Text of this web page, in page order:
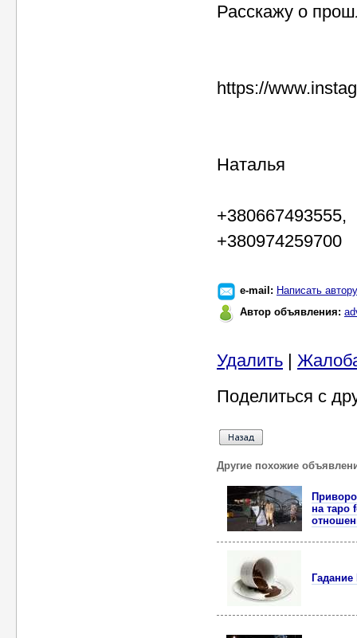
Расскажу о
https://
Наталья
+380667493555,
+380974259700
e-mail: Написать автору
Автор объявления:
Удалить |
Поделиться с
Другие похожие
на таро